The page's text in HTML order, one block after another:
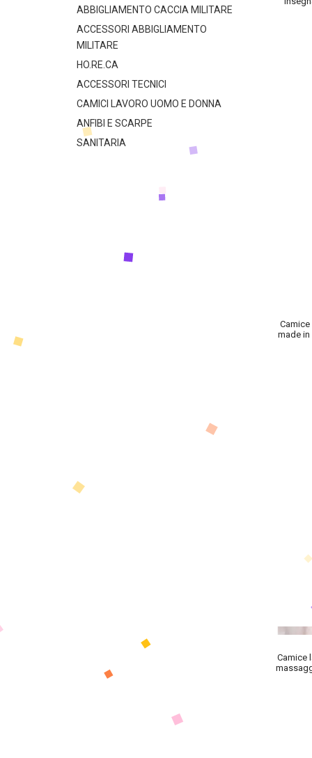
ABBIGLIAMENTO CACCIA MILITARE
ACCESSORI ABBIGLIAMENTO
MILITARE
HO.RE.CA
ACCESSORI TECNICI
CAMICI LAVORO UOMO E DONNA
ANFIBI E SCARPE
SANITARIA
made in
Camice